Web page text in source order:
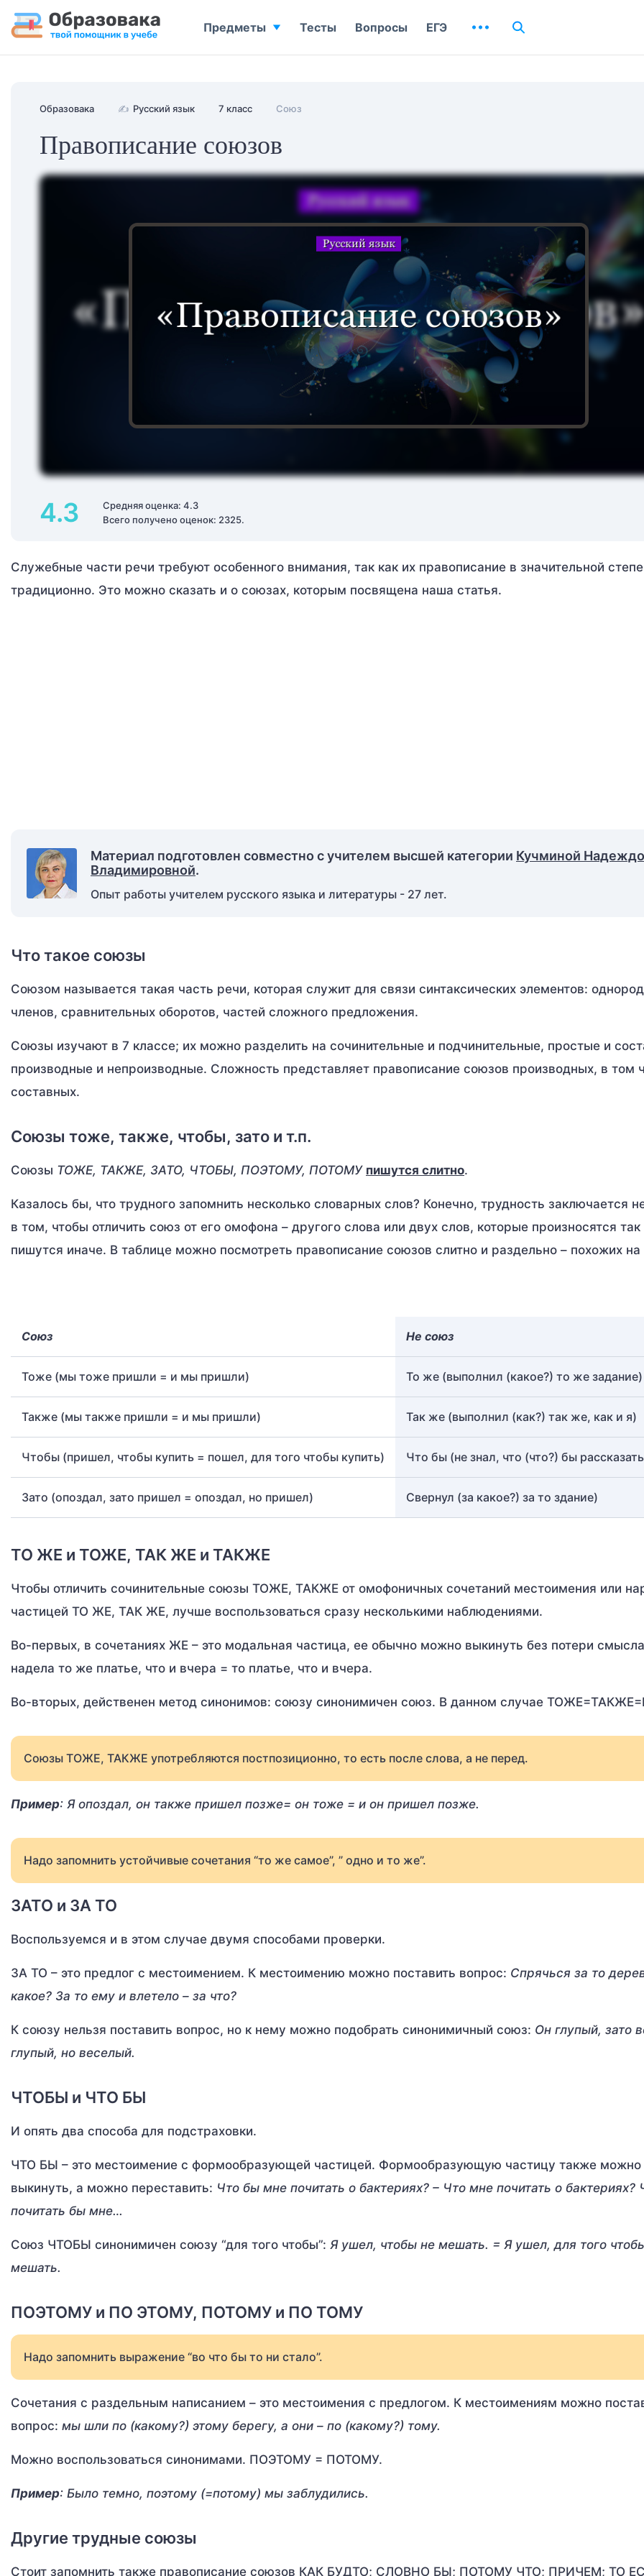
Образовака ✍ Русский язык 7 класс Союз
Правописание союзов
4.3
Средняя оценка: 4.3
Всего получено оценок: 2325.
Служебные части речи требуют особенного внимания, так как их правописание в значительной
традиционно. Это можно сказать и о союзах, которым посвящена наша статья.
Материал подготовлен совместно с учителем высшей категории Кучминой
Владимировной.
Опыт работы учителем русского языка и литературы - 27 лет.
Что такое союзы
Союзом называется такая часть речи, которая служит для связи синтаксических элементов:
членов, сравнительных оборотов, частей сложного предложения.
Союзы изучают в 7 классе; их можно разделить на сочинительные и подчинительные, простые и
производные и непроизводные. Сложность представляет правописание союзов производных, в том
составных.
Союзы тоже, также, чтобы, зато и т.п.
Союзы ТОЖЕ, ТАКЖЕ, ЗАТО, ЧТОБЫ, ПОЭТОМУ, ПОТОМУ пишутся слитно.
Казалось бы, что трудного запомнить несколько словарных слов? Конечно, трудность заключается
в том, чтобы отличить союз от его омофона – другого слова или двух слов, которые произносятся
пишутся иначе. В таблице можно посмотреть правописание союзов слитно и раздельно – похожих на
Союз Не союз
Тоже (мы тоже пришли = и мы пришли) То же (выполнил (какое?) то же задание)
Также (мы также пришли = и мы пришли) Так же (выполнил (как?) так же, как и я)
Чтобы (пришел, чтобы купить = пошел, для того чтобы купить) Что бы (не знал, что (что?) бы
Зато (опоздал, зато пришел = опоздал, но пришел) Свернул (за какое?) за то здание)
ТО ЖЕ и ТОЖЕ, ТАК ЖЕ и ТАКЖЕ
Чтобы отличить сочинительные союзы ТОЖЕ, ТАКЖЕ от омофоничных сочетаний местоимения или
частицей ТО ЖЕ, ТАК ЖЕ, лучше воспользоваться сразу несколькими наблюдениями.
Во-первых, в сочетаниях ЖЕ – это модальная частица, ее обычно можно выкинуть без потери
надела то же платье, что и вчера = то платье, что и вчера.
Во-вторых, действенен метод синонимов: союзу синонимичен союз. В данном случае
Союзы ТОЖЕ, ТАКЖЕ употребляются постпозиционно, то есть после слова, а не перед.
Пример: Я опоздал, он также пришел позже= он тоже = и он пришел позже.
Надо запомнить устойчивые сочетания “то же самое”, ” одно и то же”.
ЗАТО и ЗА ТО
Воспользуемся и в этом случае двумя способами проверки.
ЗА ТО – это предлог с местоимением. К местоимению можно поставить вопрос: Спрячься за то
какое? За то ему и влетело – за что?
К союзу нельзя поставить вопрос, но к нему можно подобрать синонимичный союз: Он глупый, зато
глупый, но веселый.
ЧТОБЫ и ЧТО БЫ
И опять два способа для подстраховки.
ЧТО БЫ – это местоимение с формообразующей частицей. Формообразующую частицу также можно
выкинуть, а можно переставить: Что бы мне почитать о бактериях? – Что мне почитать о бактериях?
почитать бы мне…
Союз ЧТОБЫ синонимичен союзу “для того чтобы”: Я ушел, чтобы не мешать. = Я ушел, для того
мешать.
ПОЭТОМУ и ПО ЭТОМУ, ПОТОМУ и ПО ТОМУ
Надо запомнить выражение “во что бы то ни стало”.
Сочетания с раздельным написанием – это местоимения с предлогом. К местоимениям можно
вопрос: мы шли по (какому?) этому берегу, а они – по (какому?) тому.
Можно воспользоваться синонимами. ПОЭТОМУ = ПОТОМУ.
Пример: Было темно, поэтому (=потому) мы заблудились.
Другие трудные союзы
Стоит запомнить также правописание союзов КАК БУДТО; СЛОВНО БЫ; ПОТОМУ ЧТО; ПРИЧЕМ; ТО
Предметы Тесты Вопросы ЕГЭ